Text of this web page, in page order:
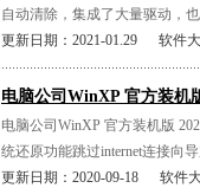
自动清除，集成了大量驱动，
更新日期：2021-01.29 软件
电脑公司WinXP 官方装机
电脑公司WinXP 官方装机版
统还原功能跳过internet连接向
更新日期：2020-09-18 软件